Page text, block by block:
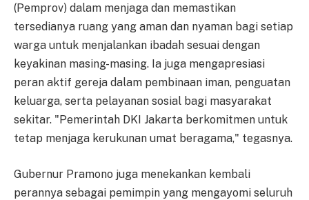
(Pemprov) dalam menjaga dan memastikan
tersedianya ruang yang aman dan nyaman bagi setiap
warga untuk menjalankan ibadah sesuai dengan
keyakinan masing-masing. Ia juga mengapresiasi
peran aktif gereja dalam pembinaan iman, penguatan
keluarga, serta pelayanan sosial bagi masyarakat
sekitar. "Pemerintah DKI Jakarta berkomitmen untuk
tetap menjaga kerukunan umat beragama," tegasnya.
Gubernur Pramono juga menekankan kembali
perannya sebagai pemimpin yang mengayomi seluruh